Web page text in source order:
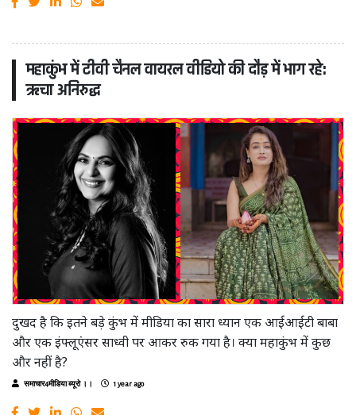
महाकुंभ में टीवी चैनल वायरल वीडियो की दौड़ में भाग रहे:
ऋचा अनिरुद्ध
दुखद है कि इतने बड़े कुंभ में मीडिया का सारा ध्यान एक आईआईटी बाबा
और एक इंफ्लूएंसर साध्वी पर आकर रुक गया है। क्या महाकुंभ में कुछ
और नहीं है?
समाचार4मीडिया ब्यूरो ।। 1 year ago